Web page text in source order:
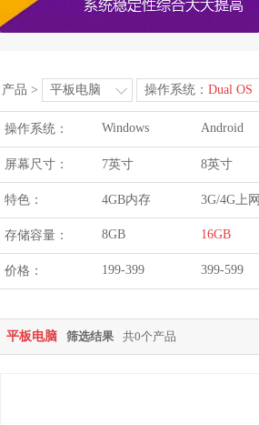
产品 > 平板电脑 操作系统： Dual OS
操作系统： Windows Android
屏幕尺寸： 7英寸 8英寸
特色： 4GB内存 3G/4G上网
存储容量： 8GB 16GB
价格： 199-399 399-599
平板电脑 筛选结果 共0个产品